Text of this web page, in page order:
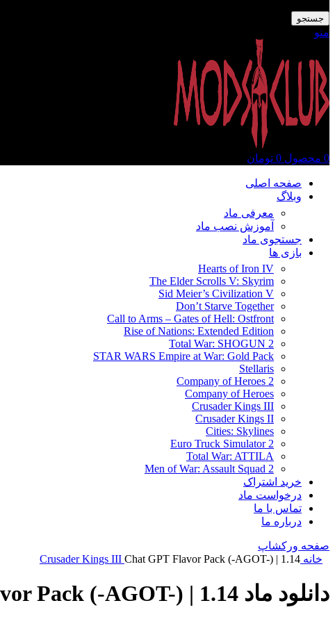
جستجو
منو
0 محصول 0 تومان
صفحه اصلی
وبلاگ
معرفی ماد
آموزش نصب ماد
جستجوی ماد
بازی ها
Hearts of Iron IV
The Elder Scrolls V: Skyrim
Sid Meier’s Civilization V
Don’t Starve Together
Call to Arms – Gates of Hell: Ostfront
Rise of Nations: Extended Edition
Total War: SHOGUN 2
STAR WARS Empire at War: Gold Pack
Stellaris
Company of Heroes 2
Company of Heroes
Crusader Kings III
Crusader Kings II
Cities: Skylines
Euro Truck Simulator 2
Total War: ATTILA
Men of War: Assault Squad 2
خرید اشتراک
درخواست ماد
تماس با ما
درباره ما
صفحه ورکشاپ
خانه
Crusader Kings III Chat GPT Flavor Pack (-AGOT-) | 1.14
دانلود ماد Chat GPT Flavor Pack (-AGOT-) | 1.14